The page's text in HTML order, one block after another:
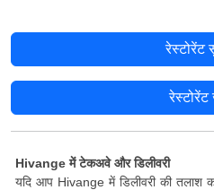
रेस्टोरेंट
रेस्टोरेंट
Hivange में टेकअवे और डिलीवरी
यदि आप Hivange में डिलीवरी की तलाश